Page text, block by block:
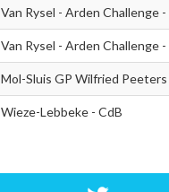
Van Rysel - Arden Challenge
Van Rysel - Arden Challenge
Mol-Sluis GP Wilfried Peeters
Wieze-Lebbeke - CdB